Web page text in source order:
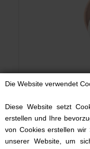
Die Website verwendet
Diese Website setzt
erstellen und Ihre
von Cookies erstellen wir
unserer Website, um
Bibs Colour, Blush
6,50 EUR